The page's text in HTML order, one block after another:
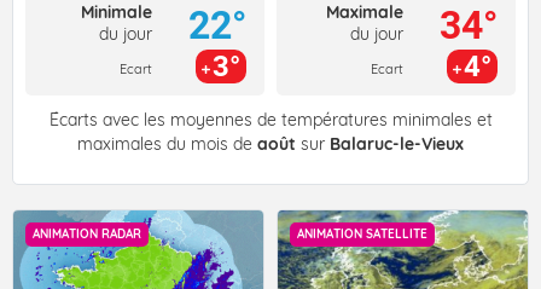
Minimale
du jour
Ecart
22°
3°
Maximale
du jour
Ecart
34°
4°
Écarts avec les moyennes de températures minimales et
maximales du mois de août sur Balaruc-le-Vieux
ANIMATION RADAR ANIMATION SATELLITE